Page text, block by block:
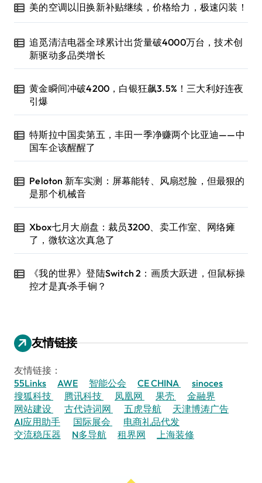
美的空调以旧换新补贴继续，价格给力，极速闪装！
追觅清洁电器全球累计出货量破4000万台，技术创
新驱动多品类增长
黄金瞬间冲破4200，白银狂飙3.5%！三大利好连夜
引爆
特斯拉中国卖第五，丰田一季净赚两个比亚迪——中
国车企该醒醒了
Peloton 新车实测：屏幕能转、风扇怼脸，但最狠的
是那个机械音
Xbox七月大崩盘：裁员3200、卖工作室、网络瘫
了，微软这次真急了
《我的世界》登陆Switch 2：画质大跃进，但鼠标操
控才是真·杀手锏？
友情链接
友情链接：
55Links
AWE 智能公会 CE CHINA
sinoces
搜狐科技
腾讯科技 凤凰网 果壳
金融界
网站建设
古代诗词网 五虎导航
天津博涛广告
AI应用助手
国际展会
电商礼品代发
交流稳压器
N多导航 租界网 上海装修